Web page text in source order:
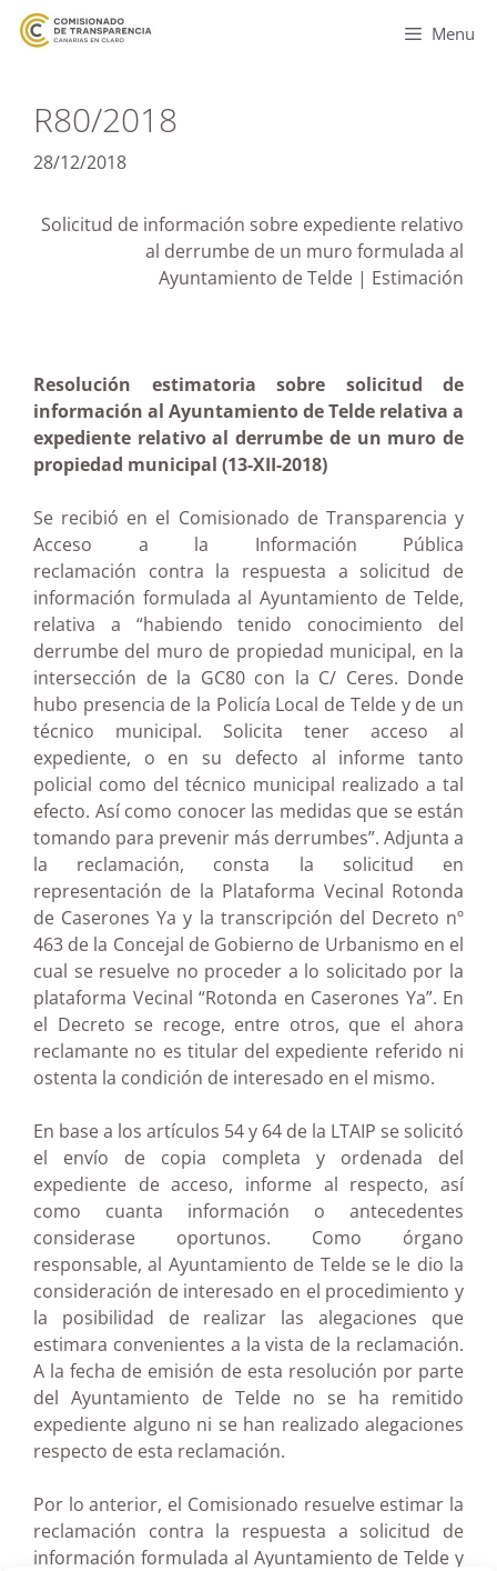
Menu
R80/2018
28/12/2018
Solicitud de información sobre expediente relativo
al derrumbe de un muro formulada al
Ayuntamiento de Telde | Estimación
Resolución estimatoria sobre solicitud de
información al Ayuntamiento de Telde relativa a
expediente relativo al derrumbe de un muro de
propiedad municipal (13-XII-2018)
Se recibió en el Comisionado de Transparencia y
Acceso a la Información Pública
reclamación contra la respuesta a solicitud de
información formulada al Ayuntamiento de Telde,
relativa a “habiendo tenido conocimiento del
derrumbe del muro de propiedad municipal, en la
intersección de la GC80 con la C/ Ceres. Donde
hubo presencia de la Policía Local de Telde y de un
técnico municipal. Solicita tener acceso al
expediente, o en su defecto al informe tanto
policial como del técnico municipal realizado a tal
efecto. Así como conocer las medidas que se están
tomando para prevenir más derrumbes”. Adjunta a
la reclamación, consta la solicitud en
representación de la Plataforma Vecinal Rotonda
de Caserones Ya y la transcripción del Decreto nº
463 de la Concejal de Gobierno de Urbanismo en el
cual se resuelve no proceder a lo solicitado por la
plataforma Vecinal “Rotonda en Caserones Ya”. En
el Decreto se recoge, entre otros, que el ahora
reclamante no es titular del expediente referido ni
ostenta la condición de interesado en el mismo.
En base a los artículos 54 y 64 de la LTAIP se solicitó
el envío de copia completa y ordenada del
expediente de acceso, informe al respecto, así
como cuanta información o antecedentes
considerase oportunos. Como órgano
responsable, al Ayuntamiento de Telde se le dio la
consideración de interesado en el procedimiento y
la posibilidad de realizar las alegaciones que
estimara convenientes a la vista de la reclamación.
A la fecha de emisión de esta resolución por parte
del Ayuntamiento de Telde no se ha remitido
expediente alguno ni se han realizado alegaciones
respecto de esta reclamación.
Por lo anterior, el Comisionado resuelve estimar la
reclamación contra la respuesta a solicitud de
información formulada al Ayuntamiento de Telde y